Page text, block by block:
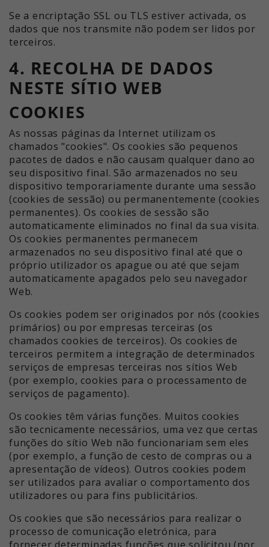
Se a encriptação SSL ou TLS estiver activada, os
dados que nos transmite não podem ser lidos por
terceiros.
4. RECOLHA DE DADOS
NESTE SÍTIO WEB
COOKIES
As nossas páginas da Internet utilizam os
chamados "cookies". Os cookies são pequenos
pacotes de dados e não causam qualquer dano ao
seu dispositivo final. São armazenados no seu
dispositivo temporariamente durante uma sessão
(cookies de sessão) ou permanentemente (cookies
permanentes). Os cookies de sessão são
automaticamente eliminados no final da sua visita.
Os cookies permanentes permanecem
armazenados no seu dispositivo final até que o
próprio utilizador os apague ou até que sejam
automaticamente apagados pelo seu navegador
Web.
Os cookies podem ser originados por nós (cookies
primários) ou por empresas terceiras (os
chamados cookies de terceiros). Os cookies de
terceiros permitem a integração de determinados
serviços de empresas terceiras nos sítios Web
(por exemplo, cookies para o processamento de
serviços de pagamento).
Os cookies têm várias funções. Muitos cookies
são tecnicamente necessários, uma vez que certas
funções do sítio Web não funcionariam sem eles
(por exemplo, a função de cesto de compras ou a
apresentação de vídeos). Outros cookies podem
ser utilizados para avaliar o comportamento dos
utilizadores ou para fins publicitários.
Os cookies que são necessários para realizar o
processo de comunicação eletrónica, para